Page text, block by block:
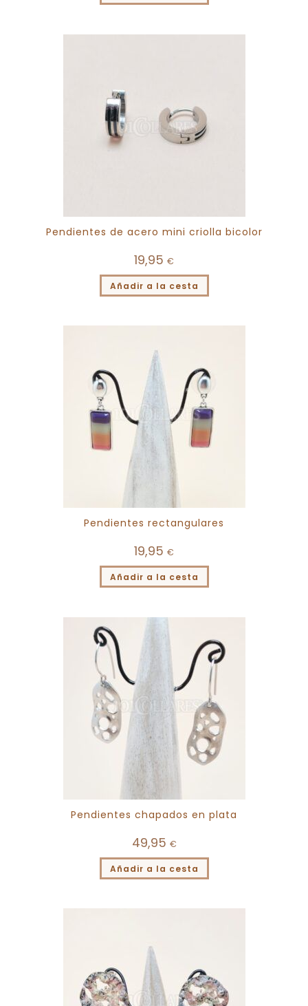
Pendientes de acero mini criolla bicolor
19,95 €
Añadir a la cesta
Pendientes rectangulares
19,95 €
Añadir a la cesta
Pendientes chapados en plata
49,95 €
Añadir a la cesta